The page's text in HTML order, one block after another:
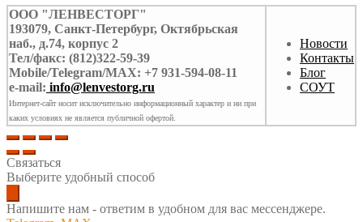
ООО "ЛЕНВЕСТОРГ"
193079, Санкт-Петербург, Октябрьская
наб., д.74, корпус 2
Тел/факс: (812)322-59-39
Mobile/Telegram/MAX: +7 931-594-08-11
e-mail: info@lenvestorg.ru
Интернет-сайт носит исключительно информационный характер и ни при
каких условиях не является публичной офертой.
Новости
Контакты
Блог
СОУТ
Связаться
Выберите удобный способ
Напишите нам - ответим в удобном для вас мессенджере.